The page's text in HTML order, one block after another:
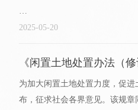
为加快推进本市保障性住房建
给，现就有关问题通知如下：
2025-05-20
《闲置土地处置办法（
为加大闲置土地处置力度，促
布，征求社会各界意见。该规章